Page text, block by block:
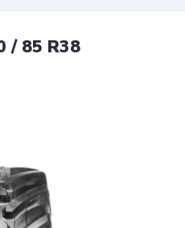
/ 85 R38